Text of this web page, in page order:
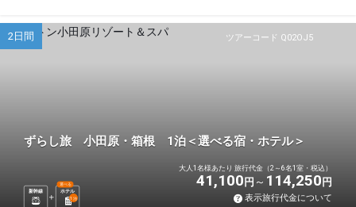
ツアーコード Q02OJ5
2日間
ずらし旅 小田原・箱根 1泊＜選べる宿・ホテル＞
新幹線 ホテル
選べる
1 泊
大人1名様あたり 旅行代金（2～6名1室・税込）
41,100 円 114,250 円
表示旅行代金について